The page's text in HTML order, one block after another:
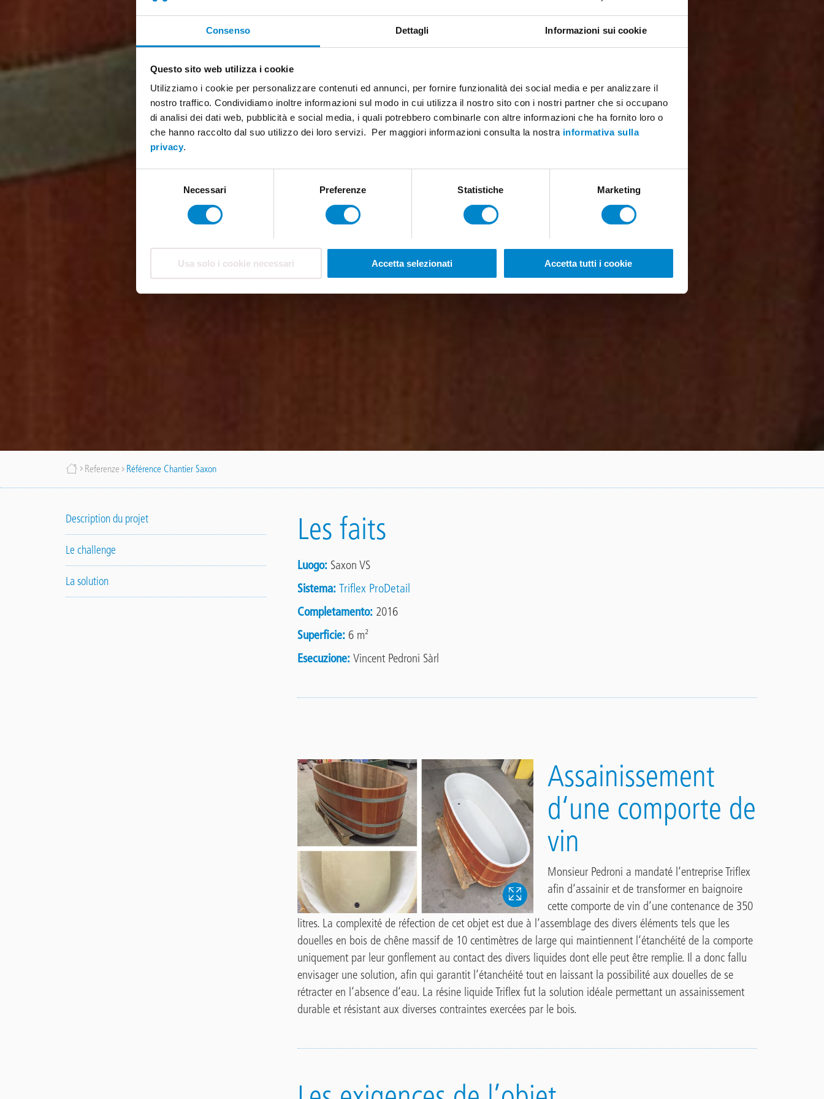
Consenso Dettagli Informazioni sui cookie
Questo sito web utilizza i cookie
Utilizziamo i cookie per personalizzare contenuti ed annunci, per fornire funzionalità dei social media e per analizzare il
nostro traffico. Condividiamo inoltre informazioni sul modo in cui utilizza il nostro sito con i nostri partner che si occupano
di analisi dei dati web, pubblicità e social media, i quali potrebbero combinarle con altre informazioni che ha fornito loro o
che hanno raccolto dal suo utilizzo dei loro servizi. Per maggiori informazioni consulta la nostra informativa sulla
privacy.
Necessari Preferenze Statistiche Marketing
Usa solo i cookie necessari Accetta selezionati Accetta tutti i cookie
Briciole
pane
Referenze Référence Chantier Saxon
Description du projet
Le challenge
La solution
Les faits
Luogo Saxon VS
Sistema Triflex ProDetail
Completamento 2016
Superficie 6 m²
Esecuzione Vincent Pedroni Sàrl
Assainissement
d‘une comporte de
vin
Monsieur Pedroni a mandaté l‘entreprise Triflex
afin d‘assainir et de transformer en baignoire
cette comporte de vin d‘une contenance de 350
litres. La complexité de réfection de cet objet est due à l‘assemblage des divers éléments tels que les
douelles en bois de chêne massif de 10 centimètres de large qui maintiennent l‘étanchéité de la comporte
uniquement par leur gonflement au contact des divers liquides dont elle peut être remplie. Il a donc fallu
envisager une solution, afin qui garantit l‘étanchéité tout en laissant la possibilité aux douelles de se
rétracter en l‘absence d‘eau. La résine liquide Triflex fut la solution idéale permettant un assainissement
durable et résistant aux diverses contraintes exercées par le bois.